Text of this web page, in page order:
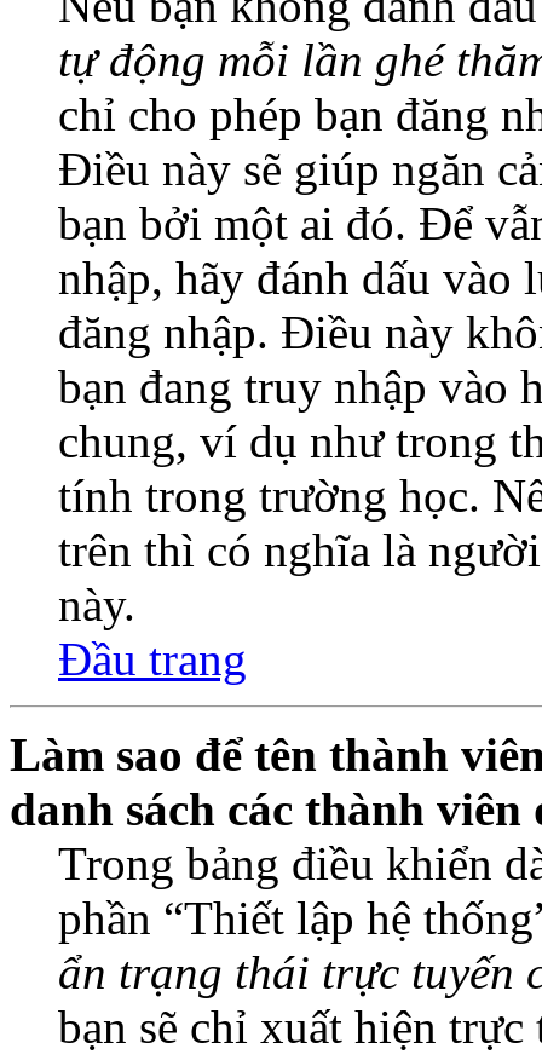
tự động mỗi lần ghé
chỉ cho phép bạn đăng
Điều này sẽ giúp ngăn
bạn bởi một ai đó. Để
nhập, hãy đánh dấu
đăng nhập. Điều này
bạn đang truy nhập vào
chung, ví dụ như trong
tính trong trường học.
trên thì có nghĩa là
này.
Đầu trang
Làm sao để tên thành
danh sách các thành
Trong bảng điều khiển
phần “Thiết lập hệ
ẩn trạng thái trực tuyến
bạn sẽ chỉ xuất hiện